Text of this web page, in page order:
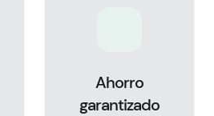
Ahorro
garantizado